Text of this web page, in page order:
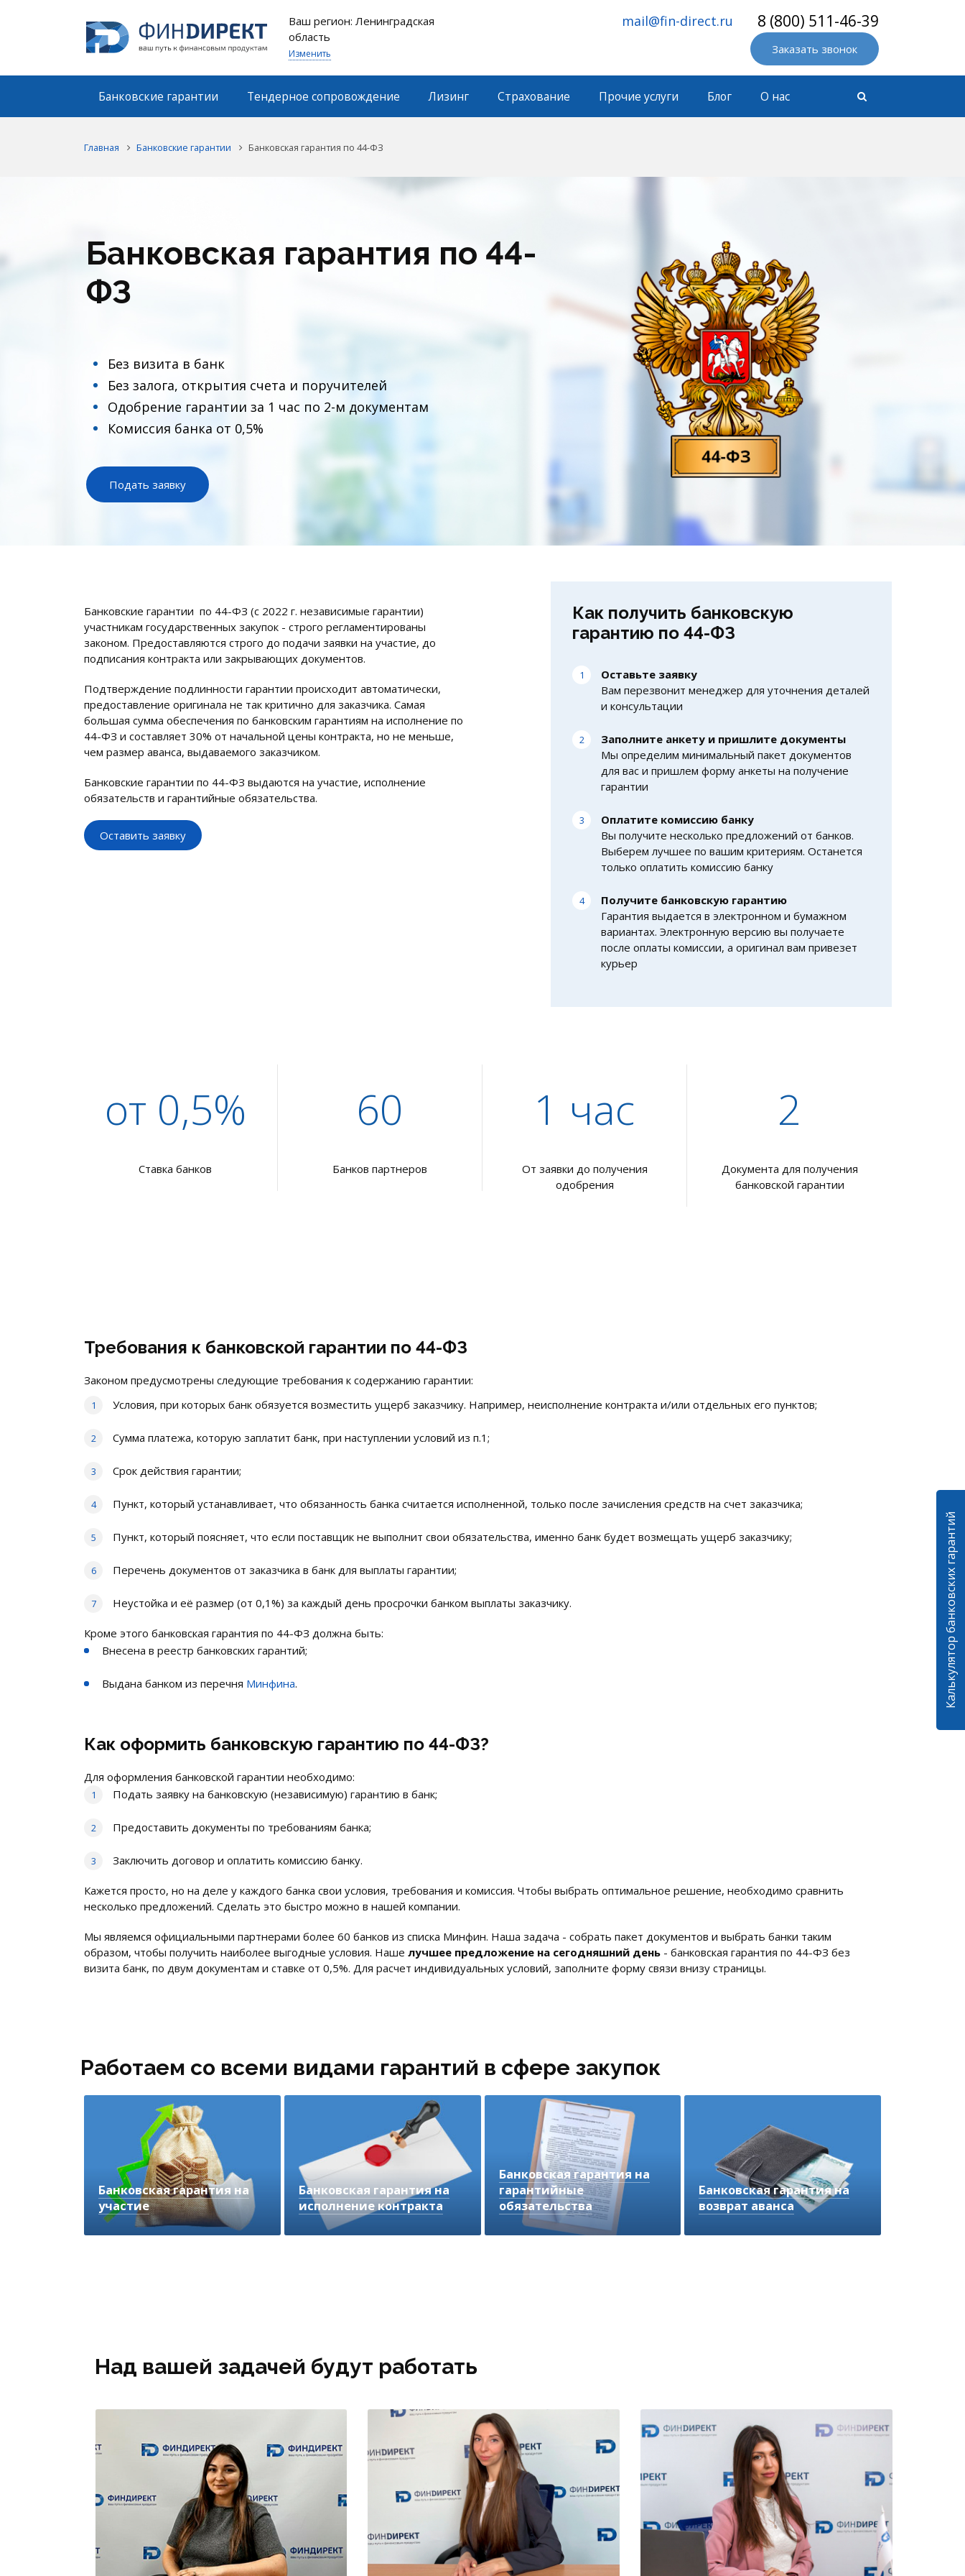
Ваш регион: Ленинградская
область
Изменить
mail@fin-direct.ru 8 (800) 511-46-39
Заказать звонок
Банковские гарантии Тендерное сопровождение Лизинг Страхование Прочие услуги Блог О нас
Главная Банковские гарантии Банковская гарантия по 44-ФЗ
Банковская гарантия по 44-
ФЗ
Без визита в банк
Без залога, открытия счета и поручителей
Одобрение гарантии за 1 час по 2-м документам
Комиссия банка от 0,5%
Подать заявку
Банковские гарантии по 44-ФЗ (с 2022 г. независимые гарантии)
участникам государственных закупок - строго регламентированы
законом. Предоставляются строго до подачи заявки на участие, до
подписания контракта или закрывающих документов.
Подтверждение подлинности гарантии происходит автоматически,
предоставление оригинала не так критично для заказчика. Самая
большая сумма обеспечения по банковским гарантиям на исполнение по
44-ФЗ и составляет 30% от начальной цены контракта, но не меньше,
чем размер аванса, выдаваемого заказчиком.
Банковские гарантии по 44-ФЗ выдаются на участие, исполнение
обязательств и гарантийные обязательства.
Оставить заявку
Как получить банковскую
гарантию по 44-ФЗ
Оставьте заявку
Вам перезвонит менеджер для уточнения деталей
и консультации
Заполните анкету и пришлите документы
Мы определим минимальный пакет документов
для вас и пришлем форму анкеты на получение
гарантии
Оплатите комиссию банку
Вы получите несколько предложений от банков.
Выберем лучшее по вашим критериям. Останется
только оплатить комиссию банку
Получите банковскую гарантию
Гарантия выдается в электронном и бумажном
вариантах. Электронную версию вы получаете
после оплаты комиссии, а оригинал вам привезет
курьер
от 0,5%
Ставка банков
60
Банков партнеров
1 час
От заявки до получения
одобрения
2
Документа для получения
банковской гарантии
Требования к банковской гарантии по 44-ФЗ
Законом предусмотрены следующие требования к содержанию гарантии:
Условия, при которых банк обязуется возместить ущерб заказчику. Например, неисполнение контракта и/или отдельных его пунктов;
Сумма платежа, которую заплатит банк, при наступлении условий из п.1;
Срок действия гарантии;
Пункт, который устанавливает, что обязанность банка считается исполненной, только после зачисления средств на счет заказчика;
Пункт, который поясняет, что если поставщик не выполнит свои обязательства, именно банк будет возмещать ущерб заказчику;
Перечень документов от заказчика в банк для выплаты гарантии;
Неустойка и её размер (от 0,1%) за каждый день просрочки банком выплаты заказчику.
Кроме этого банковская гарантия по 44-ФЗ должна быть:
Внесена в реестр банковских гарантий;
Выдана банком из перечня Минфина.
Как оформить банковскую гарантию по 44-ФЗ?
Для оформления банковской гарантии необходимо:
Подать заявку на банковскую (независимую) гарантию в банк;
Предоставить документы по требованиям банка;
Заключить договор и оплатить комиссию банку.
Кажется просто, но на деле у каждого банка свои условия, требования и комиссия. Чтобы выбрать оптимальное решение, необходимо сравнить
несколько предложений. Сделать это быстро можно в нашей компании.
Мы являемся официальными партнерами более 60 банков из списка Минфин. Наша задача - собрать пакет документов и выбрать банки таким
образом, чтобы получить наиболее выгодные условия. Наше лучшее предложение на сегодняшний день - банковская гарантия по 44-ФЗ без
визита банк, по двум документам и ставке от 0,5%. Для расчет индивидуальных условий, заполните форму связи внизу страницы.
Работаем со всеми видами гарантий в сфере закупок
Банковская гарантия на
участие
Для обеспечения заявок на
Банковская гарантия на
исполнение контракта
Подберем банк с наименьшей
Банковская гарантия на
гарантийные
обязательства
Требуется по окончании
Банковская гарантия на
возврат аванса
Над вашей задачей будут работать
Калькулятор банковских гарантий